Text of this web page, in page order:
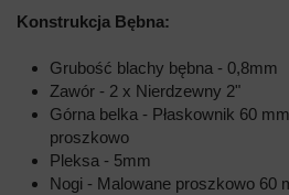
Konstrukcja Bębna:
Grubość blachy bębna - 0,8mm
Zawór - 2 x Nierdzewny 2"
Górna belka - Płaskownik 60
proszkowo
Pleksa - 5mm
Nogi - Malowane proszkowo 60